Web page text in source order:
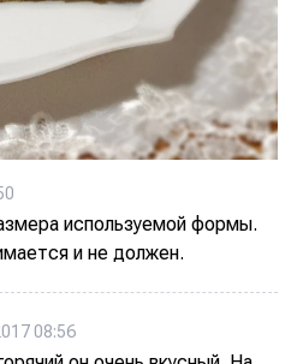
используемой формы.
и не должен.
08:56